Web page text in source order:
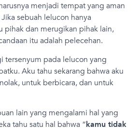
menjadi tempat yang aman
sebuah lelucon hanya
pihak dan merugikan pihak lain,
itu adalah pelecehan.
tersenyum pada lelucon yang
Aku tahu sekarang bahwa aku
untuk berbicara, dan untuk
lain yang mengalami hal yang
tahu satu hal bahwa “kamu tidak